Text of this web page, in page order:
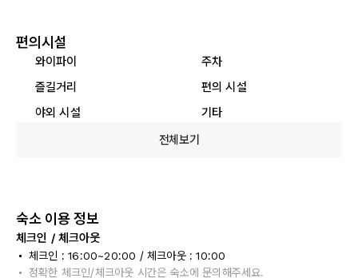
편의시설
와이파이
주차
즐길거리
편의 시설
야외 시설
기타
전체보기
숙소 이용 정보
체크인 / 체크아웃
체크인 : 16:00~20:00 / 체크아웃 : 10:00
정확한 체크인/체크아웃 시간은 숙소에 문의해주세요.